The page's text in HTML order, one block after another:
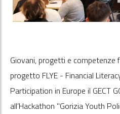
Giovani, progetti e competenze
progetto FLYE - Financial
Participation in Europe il GECT
all’Hackathon "Gorizia Youth